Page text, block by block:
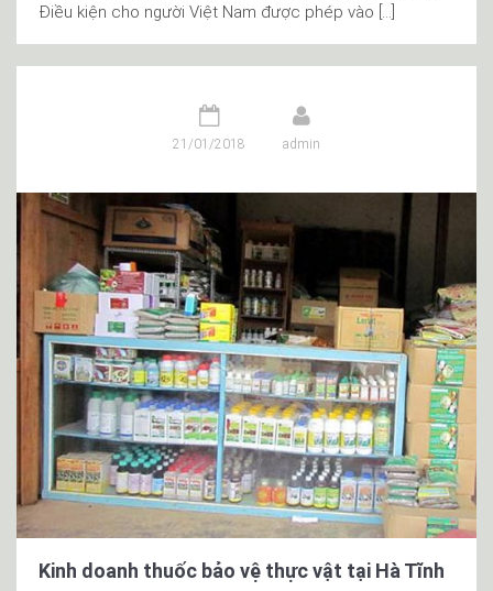
Điều kiện cho người Việt Nam được phép vào […]
21/01/2018 admin
Kinh doanh thuốc bảo vệ thực vật tại Hà Tĩnh